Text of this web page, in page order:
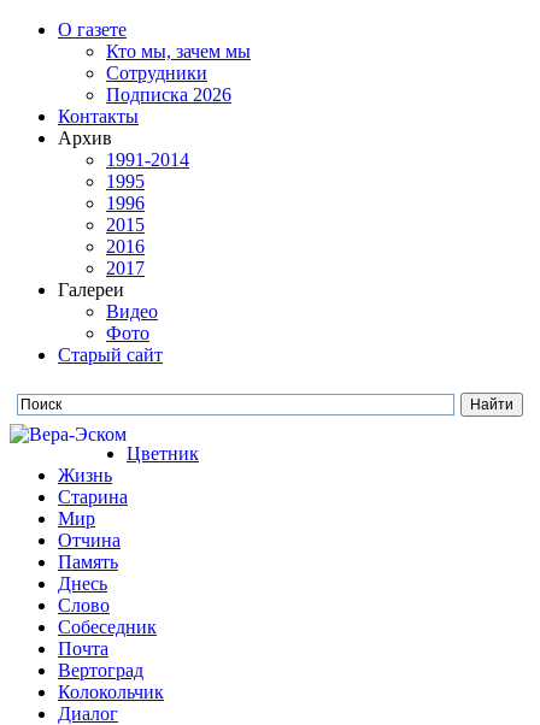
О газете
Кто мы, зачем мы
Сотрудники
Подписка 2026
Контакты
Архив
1991-2014
1995
1996
2015
2016
2017
Галереи
Видео
Фото
Старый сайт
Цветник
Жизнь
Старина
Мир
Отчина
Память
Днесь
Слово
Собеседник
Почта
Вертоград
Колокольчик
Диалог